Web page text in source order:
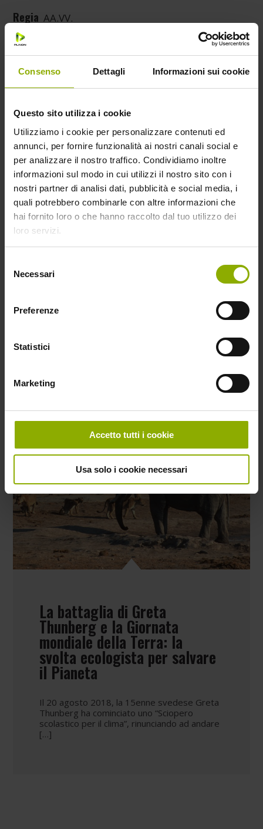
Consenso Dettagli Informazioni sui cookie
Questo sito utilizza i cookie
Utilizziamo i cookie per personalizzare contenuti ed
annunci, per fornire funzionalità ai nostri canali social e
per analizzare il nostro traffico. Condividiamo inoltre
informazioni sul modo in cui utilizzi il nostro sito con i
nostri partner di analisi dati, pubblicità e social media, i
quali potrebbero combinarle con altre informazioni che
hai fornito loro o che hanno raccolto dal tuo utilizzo dei
loro servizi.
delNecessari
Preferenze
Statistici
Marketing
Accetto tutti i cookie
Usa solo i cookie necessari
Regia AA.VV.
Genere
Classificazione Documentario
Dati tecnici
Edizione 6 Blu-Ray
Edizione 7 DVD
Acquista su
La battaglia di Greta
Thunberg e la Giornata
mondiale della Terra: la
svolta ecologista per salvare
il Pianeta
Il 20 agosto 2018, la 15enne svedese Greta
Thunberg ha cominciato uno “Sciopero
scolastico per il clima”, rinunciando ad andare
[…]